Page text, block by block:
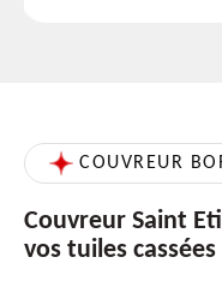
COUVREUR
Couvreur Saint
vos tuiles cassées